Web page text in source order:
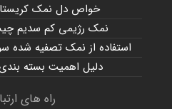
خواص دل نمک
نمک رژیمی کم سدیم
استفاده از نمک تصفیه شده
دلیل اهمیت بسته
راه های